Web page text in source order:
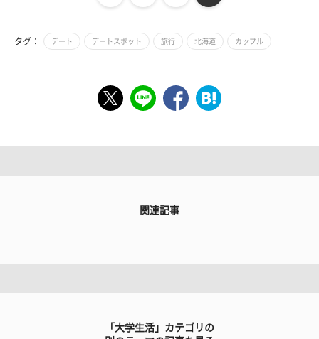
タグ： デート デートスポット 旅行 北海道 カップル
関連記事
「大学生活」カテゴリの